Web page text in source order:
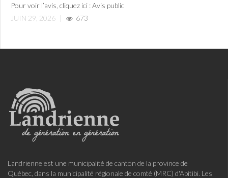
Pour voir l’avis, cliquez ici : Avis public
JUIN 29, 2026 | 673
Landrienne est une municipalité de canton de la province de
Québec, dans la municipalité régionale de comté (MRC) d'Abitibi. Les